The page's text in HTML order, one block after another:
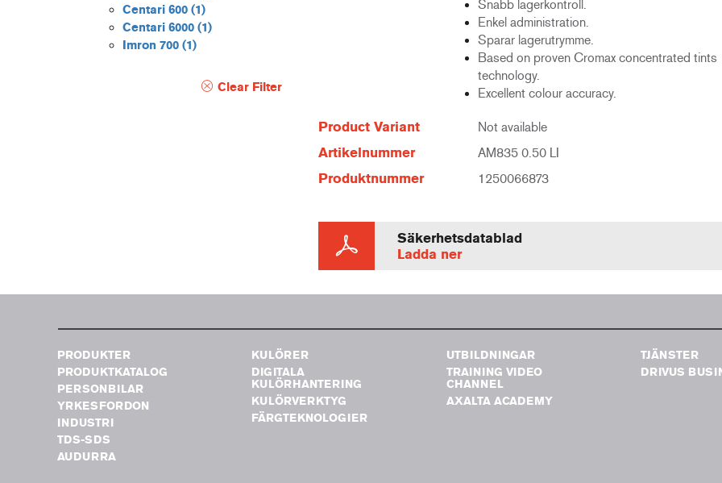
Centari 600 (1)
Centari 6000 (1)
Imron 700 (1)
Clear Filter
Snabb lagerkontroll.
Enkel administration.
Sparar lagerutrymme.
Based on proven Cromax concentrated tints
technology.
Excellent colour accuracy.
Product Variant Not available
Artikelnummer AM835 0.50 LI
Produktnummer 1250066873
Säkerhetsdatablad
Ladda ner
PRODUKTER
PRODUKTKATALOG
PERSONBILAR
YRKESFORDON
INDUSTRI
TDS-SDS
AUDURRA
KULÖRER
DIGITALA
KULÖRHANTERING
KULÖRVERKTYG
FÄRGTEKNOLOGIER
UTBILDNINGAR
TRAINING VIDEO
CHANNEL
AXALTA ACADEMY
TJÄNSTER
DRIVUS